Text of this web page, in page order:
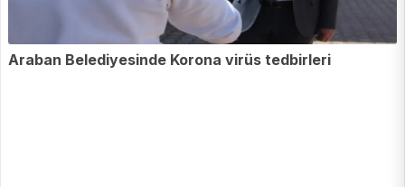
Araban Belediyesinde Korona virüs tedbirleri